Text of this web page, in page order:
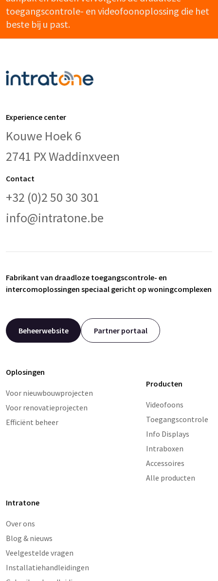
toegangscontrole- en videofoonoplossing die het
beste bij u past.
Experience center
Kouwe Hoek 6
2741 PX Waddinxveen
Contact
+32 (0)2 50 30 301
info@intratone.be
Fabrikant van draadloze toegangscontrole- en
intercomoplossingen speciaal gericht op woningcomplexen
Beheerwebsite Partner portaal
Oplosingen
Voor nieuwbouwprojecten
Voor renovatieprojecten
Efficiënt beheer
Producten
Videofoons
Toegangscontrole
Info Displays
Intraboxen
Accessoires
Alle producten
Intratone
Over ons
Blog & nieuws
Veelgestelde vragen
Installatiehandleidingen